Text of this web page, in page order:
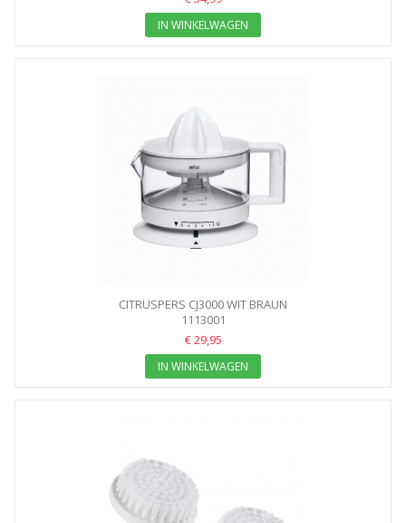
IN WINKELWAGEN
CITRUSPERS CJ3000 WIT BRAUN
1113001
€ 29,95
IN WINKELWAGEN